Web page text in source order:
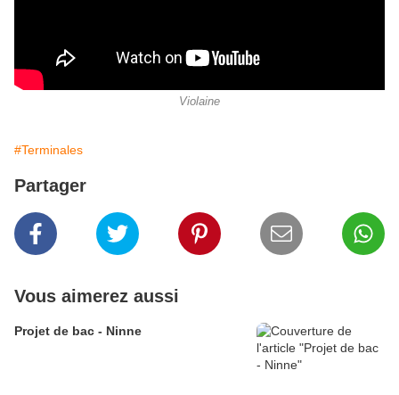
Violaine
#Terminales
Partager
Vous aimerez aussi
Projet de bac - Ninne